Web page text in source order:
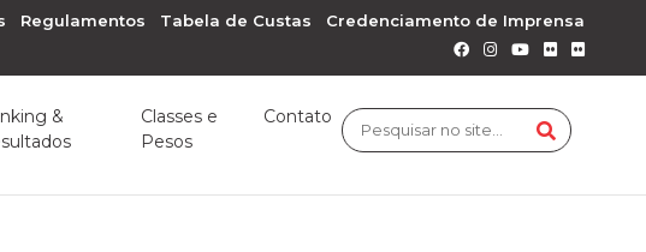
Regulamentos Tabela de Custas Credenciamento de Imprensa
&
Classes e
Pesos
Contato